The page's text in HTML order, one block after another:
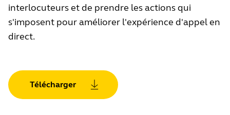
interlocuteurs et de prendre les actions qui
s'imposent pour améliorer l'expérience d'appel en
direct.
Télécharger